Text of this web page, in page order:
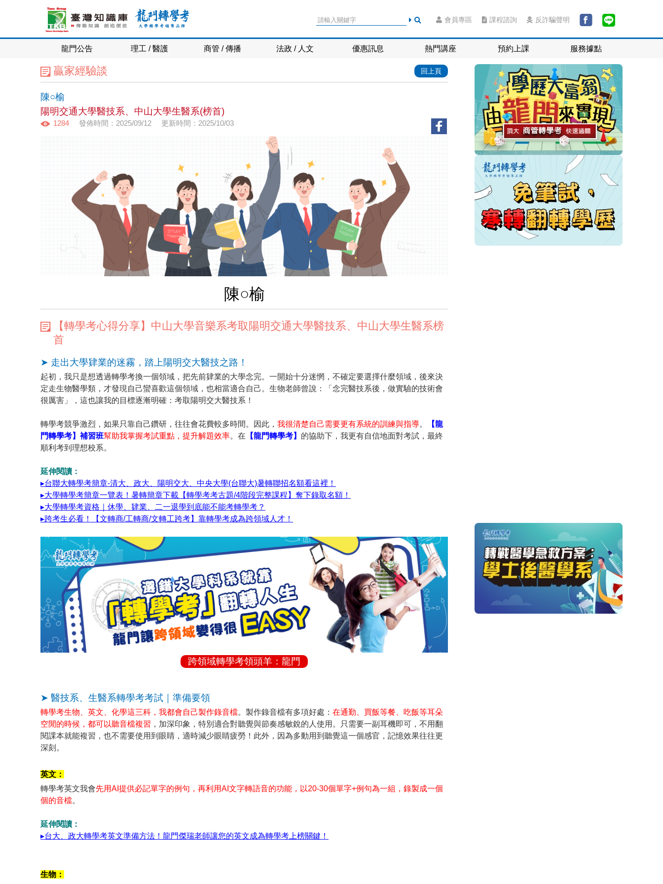
會員專區 課程諮詢 反詐騙聲明
龍門公告 理工 / 醫護 商管 / 傳播 法政 / 人文 優惠訊息 熱門講座 預約上課 服務據點
贏家經驗談 回上頁
陳○榆
陽明交通大學醫技系、中山大學生醫系(榜首)
1284 發佈時間：2025/09/12 更新時間：2025/10/03
陳○榆
【轉學考心得分享】中山大學音樂系考取陽明交通大學醫技系、中山大學生醫系榜
首
➤ 走出大學肄業的迷霧，踏上陽明交大醫技之路！
起初，我只是想透過轉學考換一個領域，把先前肄業的大學念完。一開始十分迷惘，不確定要選擇什麼領域，後來決
定走生物醫學類，才發現自己蠻喜歡這個領域，也相當適合自己。生物老師曾說：「念完醫技系後，做實驗的技術會
很厲害」，這也讓我的目標逐漸明確：考取陽明交大醫技系！
轉學考競爭激烈，如果只靠自己鑽研，往往會花費較多時間。因此， 我很清楚自己需要更有系統的訓練與指導。
【龍
門轉學考】補習班幫助我掌握考試重點，提升解題效率。在 【龍門轉學考】 的協助下，我更有自信地面對考試，最終
順利考到理想校系。
延伸閱讀：
▸台聯大轉學考簡章-清大、政大、陽明交大、中央大學(台聯大)暑轉聯招名額看這裡！
▸大學轉學考簡章一覽表！暑轉簡章下載【轉學考考古題/4階段完整課程】奪下錄取名額！
▸大學轉學考資格｜休學、肄業、二一退學到底能不能考轉學考？
▸跨考生必看！【文轉商/工轉商/文轉工跨考】靠轉學考成為跨領域人才！
跨領域轉學考領頭羊：龍門
➤ 醫技系、生醫系轉學考考試｜準備要領
轉學考生物、英文、化學這三科，我都會自己製作錄音檔。製作錄音檔有多項好處： 在通勤、買飯等餐、吃飯等耳朵
空閒的時候，都可以聽音檔複習 ，加深印象，特別適合對聽覺與節奏感敏銳的人使用。只需要一副耳機即可，不用翻
閱課本就能複習，也不需要使用到眼睛，適時減少眼睛疲勞！此外，因為多動用到聽覺這一個感官，記憶效果往往更
深刻。
英文：
轉學考英文我會先用AI提供必記單字的例句，再利用AI文字轉語音的功能，以20-30個單字+例句為一組，錄製成一個
個的音檔。
延伸閱讀：
▸台大、政大轉學考英文準備方法！龍門傑瑞老師讓您的英文成為轉學考上榜關鍵！
生物：